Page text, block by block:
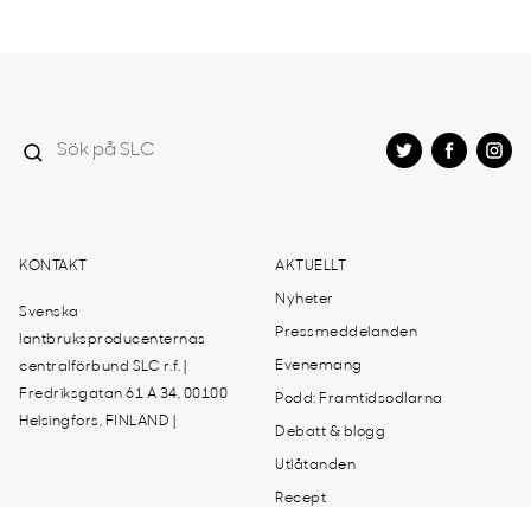
KONTAKT
Svenska
lantbruksproducenternas
centralförbund SLC r.f. |
Fredriksgatan 61 A 34, 00100
Helsingfors, FINLAND |
AKTUELLT
Nyheter
Pressmeddelanden
Evenemang
Podd: Framtidsodlarna
Debatt & blogg
Utlåtanden
Recept